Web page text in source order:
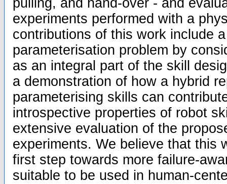
pulling, and hand-over - and
experiments performed with a
contributions of this work include
parameterisation problem by
as an integral part of the skill
a demonstration of how a hybrid
parameterising skills can
introspective properties of robot
extensive evaluation of the
experiments. We believe that this
first step towards more failure-
suitable to be used in human-